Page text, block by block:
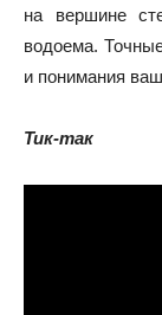
на вершине
водоема.
и понимания
Тик-так